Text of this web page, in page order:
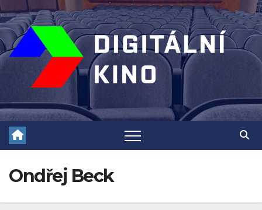
Skip
to
content
Ondřej Beck